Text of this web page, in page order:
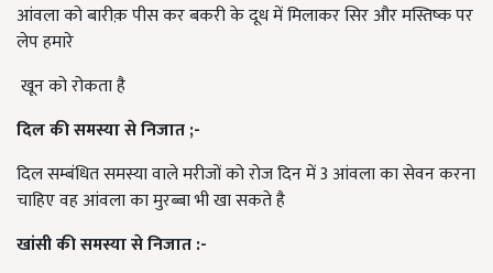
आंवला को बारीक़ पीस कर बकरी के दूध में मिलाकर सिर और मस्तिष्क पर
लेप हमारे
खून को रोकता है
दिल की समस्या से निजात ;-
दिल सम्बंधित समस्या वाले मरीजों को रोज दिन में 3 आंवला का सेवन करना
चाहिए वह आंवला का मुरब्बा भी खा सकते है
खांसी की समस्या से निजात :-